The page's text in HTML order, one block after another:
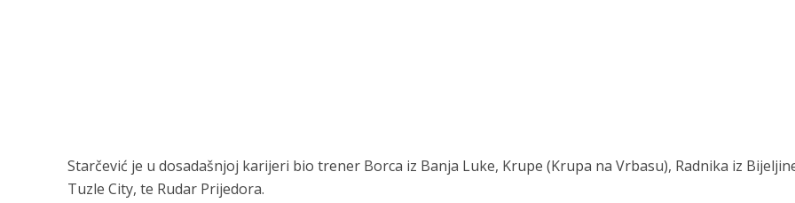
Starčević je u dosadašnjoj karijeri bio trener Borca iz Banja Luke, Krupe (Krupa na Vrbasu), Radnika iz
Tuzle City, te Rudar Prijedora.